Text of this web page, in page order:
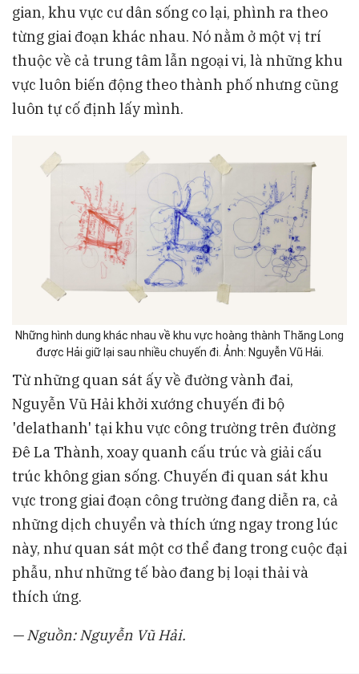
gian, khu vực cư dân sống co lại, phình ra theo
từng giai đoạn khác nhau. Nó nằm ở một vị trí
thuộc về cả trung tâm lẫn ngoại vi, là những khu
vực luôn biến động theo thành phố nhưng cũng
luôn tự cố định lấy mình.
Những hình dung khác nhau về khu vực hoàng thành Thăng Long
được Hải giữ lại sau nhiều chuyến đi. Ảnh: Nguyễn Vũ Hải.
Từ những quan sát ấy về đường vành đai,
Nguyễn Vũ Hải khởi xướng chuyến đi bộ
'delathanh' tại khu vực công trường trên đường
Đê La Thành, xoay quanh cấu trúc và giải cấu
trúc không gian sống. Chuyến đi quan sát khu
vực trong giai đoạn công trường đang diễn ra, cả
những dịch chuyển và thích ứng ngay trong lúc
này, như quan sát một cơ thể đang trong cuộc đại
phẫu, như những tế bào đang bị loại thải và
thích ứng.
— Nguồn: Nguyễn Vũ Hải.